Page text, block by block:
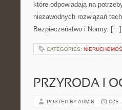
które odpowiadają na
niezawodnych rozwiązań
Bezpieczeństwo i Normy. […]
CATEGORIES:
PRZYRODA I
POSTED BY ADMIN CZE